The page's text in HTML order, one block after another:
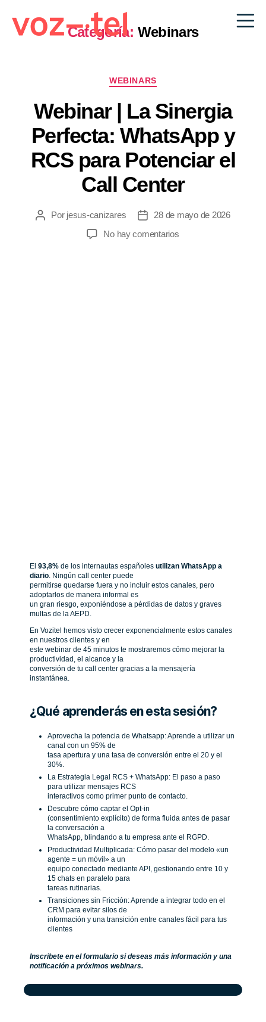
Categoría: Webinars
WEBINARS
Webinar | La Sinergia
Perfecta: WhatsApp y
RCS para Potenciar el
Call Center
Por jesus-canizares
28 de mayo de 2026
No hay comentarios
El 93,8% de los internautas españoles utilizan WhatsApp a
diario . Ningún call center puede
permitirse quedarse fuera y no incluir estos canales, pero
adoptarlos de manera informal es
un gran riesgo, exponiéndose a pérdidas de datos y graves
multas de la AEPD.
En Vozitel hemos visto crecer exponencialmente estos canales
en nuestros clientes y en
este webinar de 45 minutos te mostraremos cómo mejorar la
productividad, el alcance y la
conversión de tu call center gracias a la mensajería
instantánea.
¿Qué aprenderás en esta sesión?
Aprovecha la potencia de Whatsapp: Aprende a utilizar un
canal con un 95% de
tasa apertura y una tasa de conversión entre el 20 y el
30%.
La Estrategia Legal RCS + WhatsApp: El paso a paso
para utilizar mensajes RCS
interactivos como primer punto de contacto.
Descubre cómo captar el Opt-in
(consentimiento explícito) de forma fluida antes de pasar
la conversación a
WhatsApp, blindando a tu empresa ante el RGPD.
Productividad Multiplicada: Cómo pasar del modelo «un
agente = un móvil» a un
equipo conectado mediante API, gestionando entre 10 y
15 chats en paralelo para
tareas rutinarias.
Transiciones sin Fricción: Aprende a integrar todo en el
CRM para evitar silos de
información y una transición entre canales fácil para tus
clientes
Inscribete en el formulario si deseas más información y una
notificación a próximos webinars.